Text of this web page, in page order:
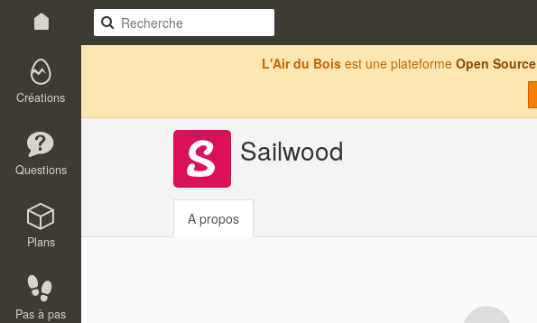
Créations
Questions
Plans
Pas à pas
L'Air du Bois est une plateforme Open Source
Sailwood
A propos